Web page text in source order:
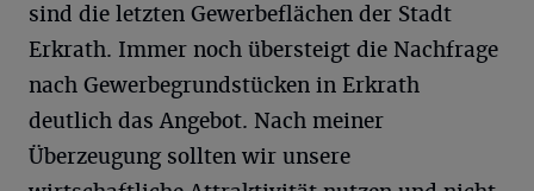
sind die letzten Gewerbeflächen der Stadt
Erkrath. Immer noch übersteigt die Nachfrage
nach Gewerbegrundstücken in Erkrath
deutlich das Angebot. Nach meiner
Überzeugung sollten wir unsere